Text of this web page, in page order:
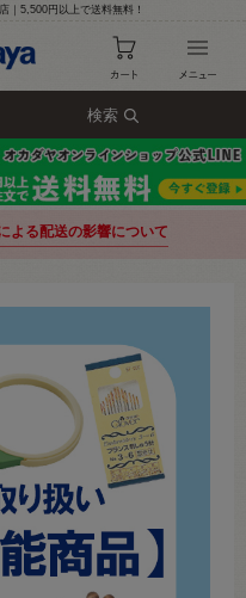
｜5,500円以上で送料無料！
検索
よる配送の影響について